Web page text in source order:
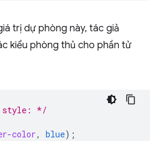
trị dự phòng này, tác giả
kiểu phòng thủ cho phần tử
style: */
color, blue);